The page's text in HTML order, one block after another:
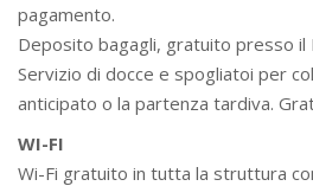
pagamento.
Deposito bagagli, gratuito presso il
Servizio di docce e spogliatoi per
anticipato o la partenza tardiva.
WI-FI
Wi-Fi gratuito in tutta la struttura